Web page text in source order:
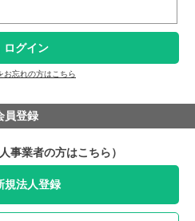
ログイン
お忘れの方はこちら
員登録
事業者の方はこちら）
規法人登録